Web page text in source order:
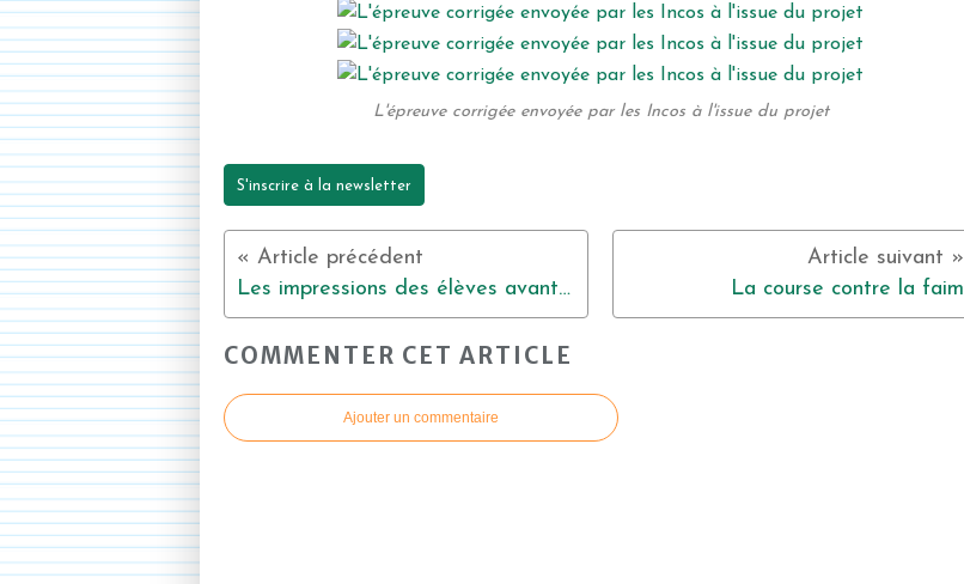
L'épreuve corrigée envoyée par les Incos à l'issue du projet
S'inscrire à la newsletter
Les impressions des élèves avant le séjour à Feins La course contre la faim
COMMENTER CET ARTICLE
Ajouter un commentaire